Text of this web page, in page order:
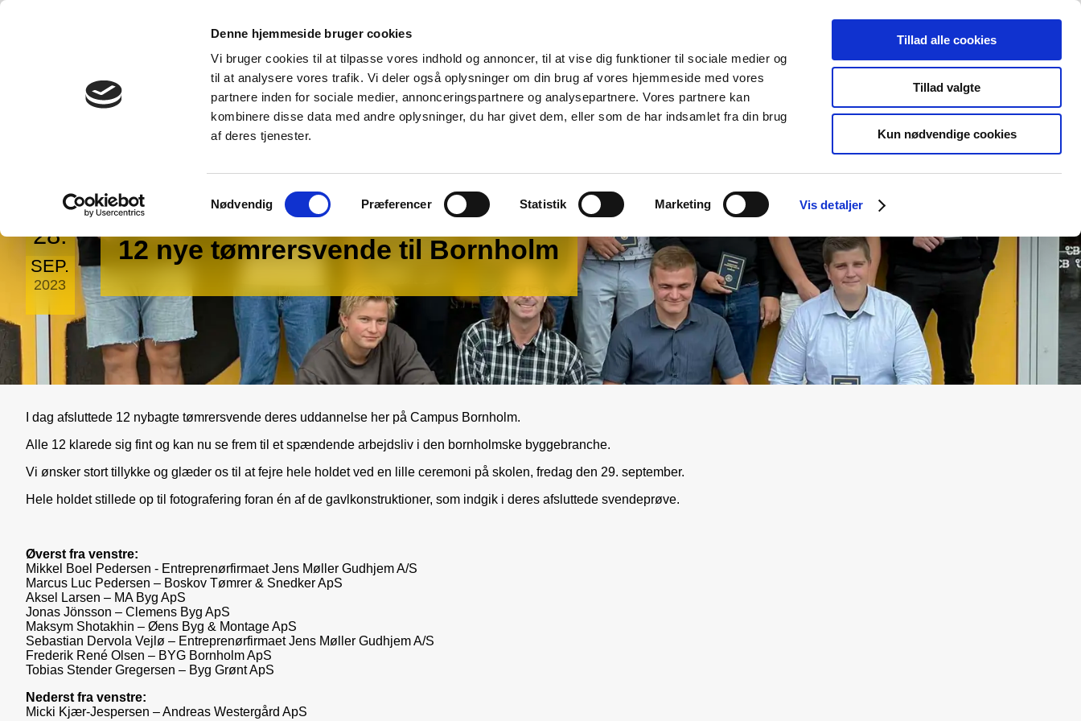
Denne hjemmeside bruger cookies
Vi bruger cookies til at tilpasse vores indhold og annoncer, til at vise dig funktioner til sociale medier og
til at analysere vores trafik. Vi deler også oplysninger om din brug af vores hjemmeside med vores
partnere inden for sociale medier, annonceringspartnere og analysepartnere. Vores partnere kan
kombinere disse data med andre oplysninger, du har givet dem, eller som de har indsamlet fra din brug
af deres tjenester.
Samtykkevalg
Nødvendig Præferencer Statistik Marketing Vis detaljer
Tillad alle cookies
Tillad valgte
Kun nødvendige cookies
Erhvervsuddannelser Gymnasiet
Om Campus Bornholm KONTAKT
Søg
28.
SEP.
2023
12 nye tømrersvende til Bornholm
I dag afsluttede 12 nybagte tømrersvende deres uddannelse her på Campus Bornholm.
Alle 12 klarede sig fint og kan nu se frem til et spændende arbejdsliv i den bornholmske byggebranche.
Vi ønsker stort tillykke og glæder os til at fejre hele holdet ved en lille ceremoni på skolen, fredag den 29. september.
Hele holdet stillede op til fotografering foran én af de gavlkonstruktioner, som indgik i deres afsluttede svendeprøve.
Øverst fra venstre:
Mikkel Boel Pedersen - Entreprenørfirmaet Jens Møller Gudhjem A/S
Marcus Luc Pedersen – Boskov Tømrer & Snedker ApS
Aksel Larsen – MA Byg ApS
Jonas Jönsson – Clemens Byg ApS
Maksym Shotakhin – Øens Byg & Montage ApS
Sebastian Dervola Vejlø – Entreprenørfirmaet Jens Møller Gudhjem A/S
Frederik René Olsen – BYG Bornholm ApS
Tobias Stender Gregersen – Byg Grønt ApS
Nederst fra venstre:
Micki Kjær-Jespersen – Andreas Westergård ApS